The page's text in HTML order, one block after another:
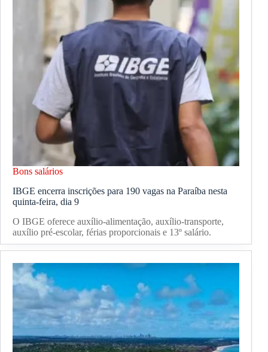
Bons salários
IBGE encerra inscrições para 190 vagas na Paraíba nesta
quinta-feira, dia 9
O IBGE oferece auxílio-alimentação, auxílio-transporte,
auxílio pré-escolar, férias proporcionais e 13º salário.